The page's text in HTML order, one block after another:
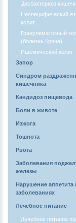
Дисбактериоз
Неспецифический
колит
Гранулематозный
(болезнь Крона)
Ишемический колит
Запор
Синдром
кишечника
Кандидоз пищевода
Боли в животе
Изжога
Тошнота
Рвота
Заболевания
железы
Нарушение аппетита
заболеваниях
Лечебное питание
Лечебное питание